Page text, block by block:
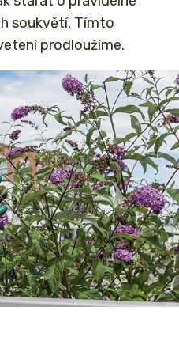
soukvětí. Tímto
prodloužíme.